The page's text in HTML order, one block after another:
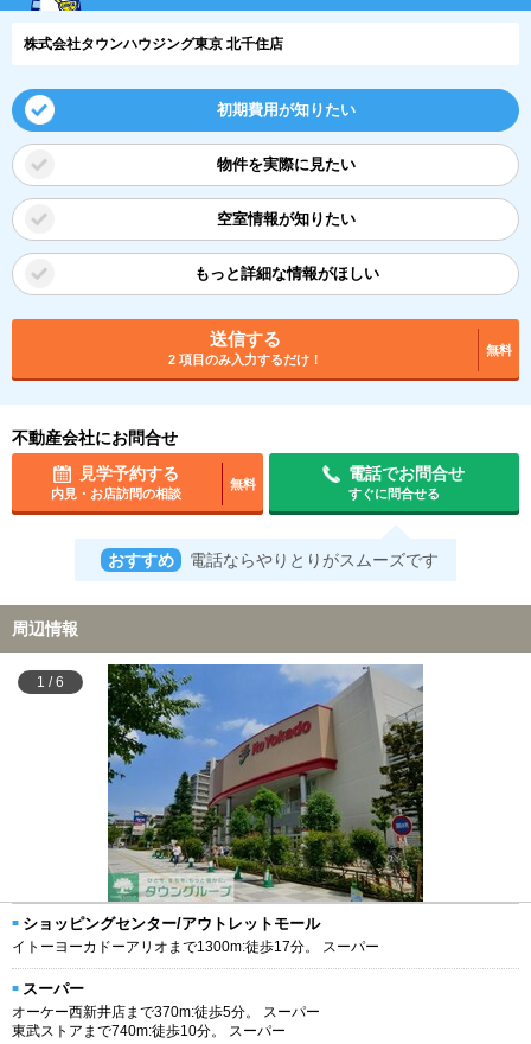
株式会社タウンハウジング東京 北千住店
初期費用が知りたい
物件を実際に見たい
空室情報が知りたい
もっと詳細な情報がほしい
送信する
2 項目のみ入力するだけ！
無料
不動産会社にお問合せ
見学予約する
内見・お店訪問の相談
無料
電話でお問合せ
すぐに問合せる
おすすめ 電話ならやりとりがスムーズです
周辺情報
1 /6
ショッピングセンター/アウトレットモール
イトーヨーカドーアリオまで1300m:徒歩17分。 スーパー
スーパー
オーケー西新井店まで370m:徒歩5分。 スーパー
東武ストアまで740m:徒歩10分。 スーパー